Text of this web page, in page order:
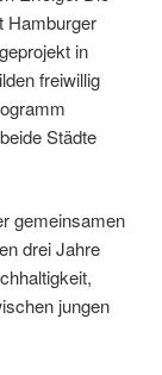
Hamburger
in
freiwillig
Städte
gemeinsamen
drei Jahre
jungen